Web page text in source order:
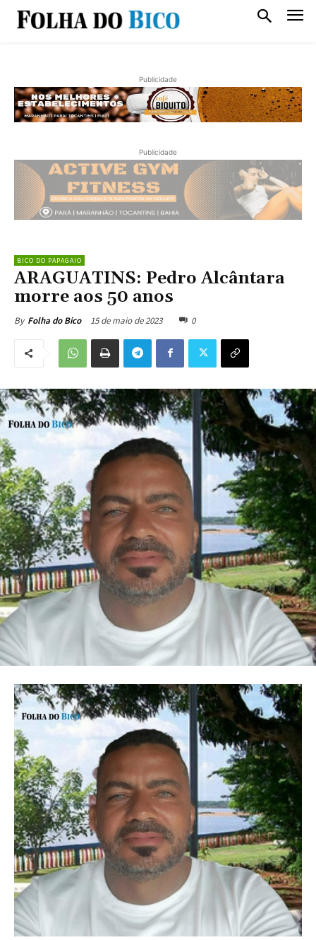
Publicidade
Publicidade
BICO DO PAPAGAIO
ARAGUATINS: Pedro Alcântara
morre aos 50 anos
By Folha do Bico 15 de maio de 2023 0